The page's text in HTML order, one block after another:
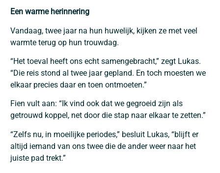
Een warme herinnering
Vandaag, twee jaar na hun huwelijk, kijken ze met veel
warmte terug op hun trouwdag.
“Het toeval heeft ons echt samengebracht,” zegt Lukas.
“Die reis stond al twee jaar gepland. En toch moesten we
elkaar precies daar en toen ontmoeten.”
Fien vult aan: “Ik vind ook dat we gegroeid zijn als
getrouwd koppel, net door die stap naar elkaar te zetten.”
“Zelfs nu, in moeilijke periodes,” besluit Lukas, “blijft er
altijd iemand van ons twee die de ander weer naar het
juiste pad trekt.”